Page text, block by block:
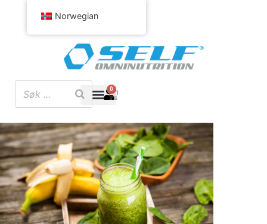
0
Norwegian